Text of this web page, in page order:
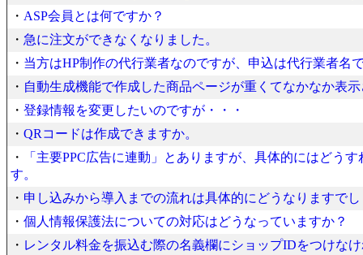
・ ASP会員とは何ですか？
・ 急に注文ができなくなりました。
・ 当方はHP制作の代行業者なのですが、申込は代行業者名
・ 自動生成機能で作成した商品ページが重くてなかなか表
・ 登録情報を変更したいのですが・・・
・ QRコードは作成できますか。
・
「主要PPC広告に連動」とありますが、具体的にはどう
す。
・ 申し込みから導入までの流れは具体的にどうなりますで
・ 個人情報保護法についての対応はどうなっていますか？
・ レンタル料金を振込む際の名義欄にショップIDをつけな